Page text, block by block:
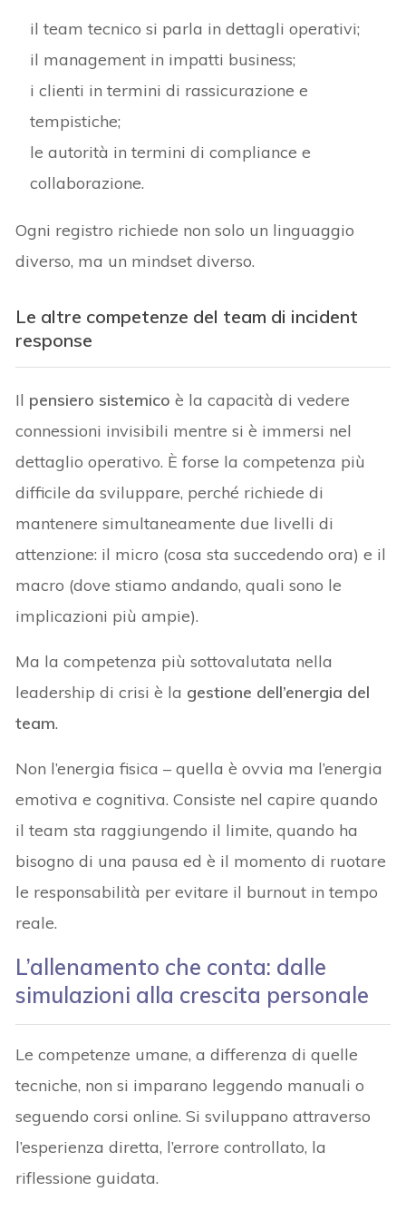
il team tecnico si parla in dettagli operativi;
il management in impatti business;
i clienti in termini di rassicurazione e
tempistiche;
le autorità in termini di compliance e
collaborazione.
Ogni registro richiede non solo un linguaggio
diverso, ma un mindset diverso.
Le altre competenze del team di incident
response
Il pensiero sistemico è la capacità di vedere
connessioni invisibili mentre si è immersi nel
dettaglio operativo. È forse la competenza più
difficile da sviluppare, perché richiede di
mantenere simultaneamente due livelli di
attenzione: il micro (cosa sta succedendo ora) e il
macro (dove stiamo andando, quali sono le
implicazioni più ampie).
Ma la competenza più sottovalutata nella
leadership di crisi è la gestione dell’energia del
team.
Non l’energia fisica – quella è ovvia ma l’energia
emotiva e cognitiva. Consiste nel capire quando
il team sta raggiungendo il limite, quando ha
bisogno di una pausa ed è il momento di ruotare
le responsabilità per evitare il burnout in tempo
reale.
L’allenamento che conta: dalle
simulazioni alla crescita personale
Le competenze umane, a differenza di quelle
tecniche, non si imparano leggendo manuali o
seguendo corsi online. Si sviluppano attraverso
l’esperienza diretta, l’errore controllato, la
riflessione guidata.